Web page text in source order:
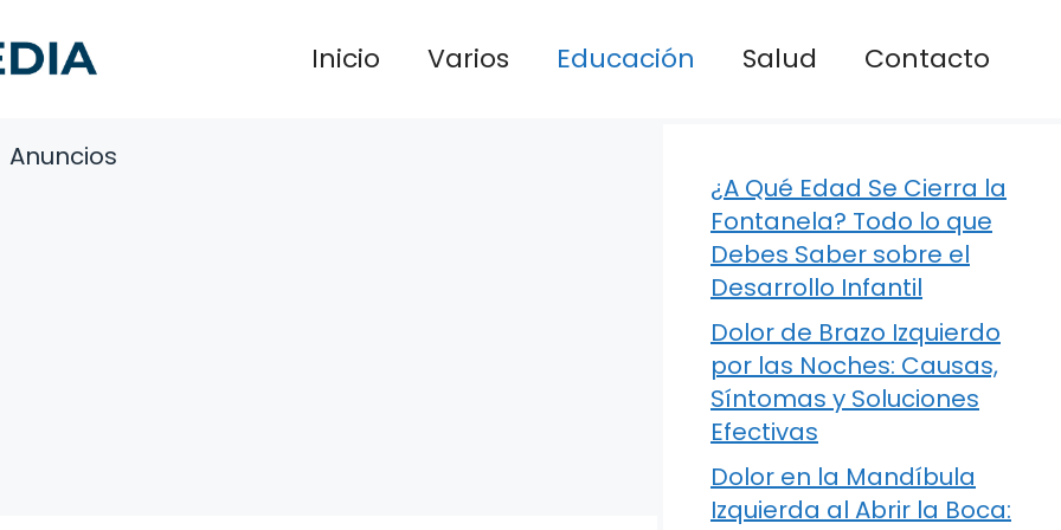
Inicio Varios Educación Salud Contacto
Anuncios
¿A Qué Edad Se Cierra la
Fontanela? Todo lo que
Debes Saber sobre el
Desarrollo Infantil
Dolor de Brazo Izquierdo
por las Noches: Causas,
Síntomas y Soluciones
Efectivas
Dolor en la Mandíbula
Izquierda al Abrir la Boca: